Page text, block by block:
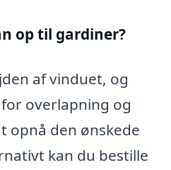
op til gardiner?
af vinduet, og
overlapning og
opnå den ønskede
kan du bestille